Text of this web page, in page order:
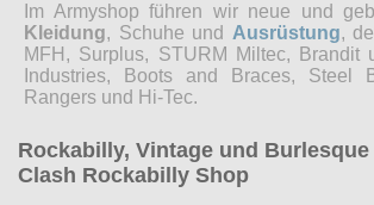
Im Armyshop führen wir neue und
Kleidung, Schuhe und Ausrüstung,
MFH, Surplus, STURM Miltec, Brandit
Industries, Boots and Braces, Steel
Rangers und Hi-Tec.
Rockabilly, Vintage und
Clash Rockabilly Shop